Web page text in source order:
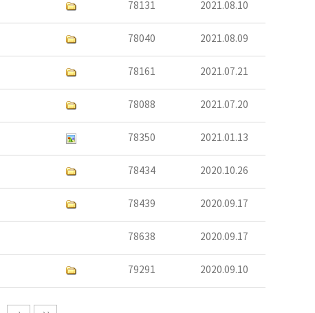
78131 2021.08.10
78040 2021.08.09
78161 2021.07.21
78088 2021.07.20
78350 2021.01.13
78434 2020.10.26
78439 2020.09.17
78638 2020.09.17
79291 2020.09.10